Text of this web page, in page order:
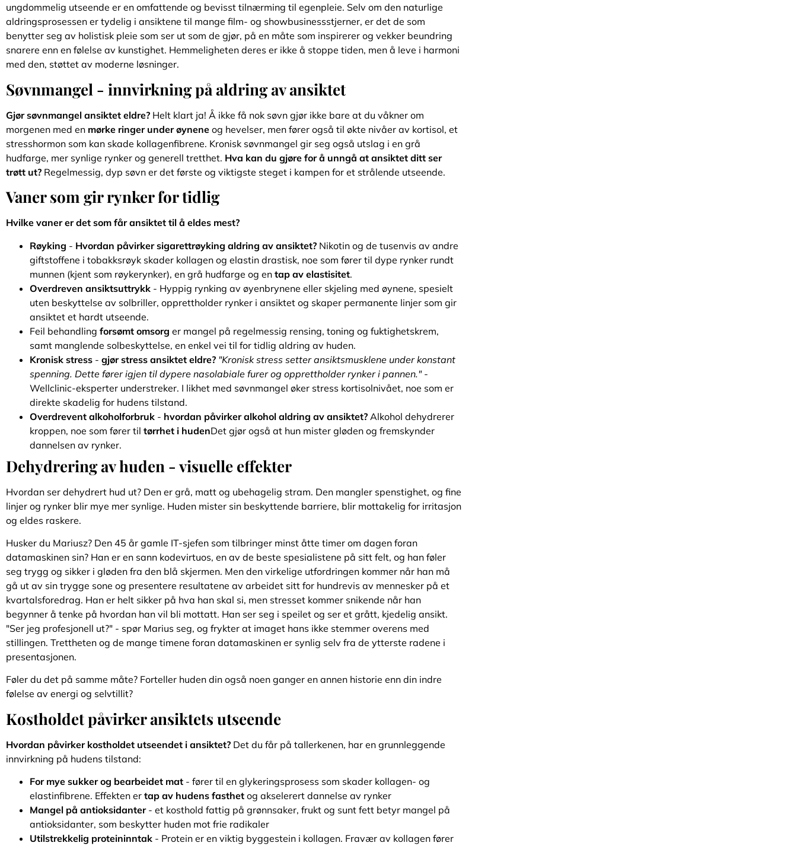
ungdommelig utseende er en omfattende og bevisst tilnærming til egenpleie. Selv om den naturlige
aldringsprosessen er tydelig i ansiktene til mange film- og showbusinessstjerner, er det de som
benytter seg av holistisk pleie som ser ut som de gjør, på en måte som inspirerer og vekker beundring
snarere enn en følelse av kunstighet. Hemmeligheten deres er ikke å stoppe tiden, men å leve i harmoni
med den, støttet av moderne løsninger.
Søvnmangel - innvirkning på aldring av ansiktet
Gjør søvnmangel ansiktet eldre? Helt klart ja! Å ikke få nok søvn gjør ikke bare at du våkner om
morgenen med en mørke ringer under øynene og hevelser, men fører også til økte nivåer av kortisol, et
stresshormon som kan skade kollagenfibrene. Kronisk søvnmangel gir seg også utslag i en grå
hudfarge, mer synlige rynker og generell tretthet. Hva kan du gjøre for å unngå at ansiktet ditt ser
trøtt ut? Regelmessig, dyp søvn er det første og viktigste steget i kampen for et strålende utseende.
Vaner som gir rynker for tidlig
Hvilke vaner er det som får ansiktet til å eldes mest?
Røyking - Hvordan påvirker sigarettrøyking aldring av ansiktet? Nikotin og de tusenvis av andre
giftstoffene i tobakksrøyk skader kollagen og elastin drastisk, noe som fører til dype rynker rundt
munnen (kjent som røykerynker), en grå hudfarge og en tap av elastisitet.
Overdreven ansiktsuttrykk - Hyppig rynking av øyenbrynene eller skjeling med øynene, spesielt
uten beskyttelse av solbriller, opprettholder rynker i ansiktet og skaper permanente linjer som gir
ansiktet et hardt utseende.
Feil behandling forsømt omsorg er mangel på regelmessig rensing, toning og fuktighetskrem,
samt manglende solbeskyttelse, en enkel vei til for tidlig aldring av huden.
Kronisk stress - gjør stress ansiktet eldre? "Kronisk stress setter ansiktsmusklene under konstant
spenning. Dette fører igjen til dypere nasolabiale furer og opprettholder rynker i pannen."-
Wellclinic-eksperter understreker. I likhet med søvnmangel øker stress kortisolnivået, noe som er
direkte skadelig for hudens tilstand.
Overdrevent alkoholforbruk - hvordan påvirker alkohol aldring av ansiktet? Alkohol dehydrerer
kroppen, noe som fører til tørrhet i hudenDet gjør også at hun mister gløden og fremskynder
dannelsen av rynker.
Dehydrering av huden - visuelle effekter
Hvordan ser dehydrert hud ut? Den er grå, matt og ubehagelig stram. Den mangler spenstighet, og fine
linjer og rynker blir mye mer synlige. Huden mister sin beskyttende barriere, blir mottakelig for irritasjon
og eldes raskere.
Husker du Mariusz? Den 45 år gamle IT-sjefen som tilbringer minst åtte timer om dagen foran
datamaskinen sin? Han er en sann kodevirtuos, en av de beste spesialistene på sitt felt, og han føler
seg trygg og sikker i gløden fra den blå skjermen. Men den virkelige utfordringen kommer når han må
gå ut av sin trygge sone og presentere resultatene av arbeidet sitt for hundrevis av mennesker på et
kvartalsforedrag. Han er helt sikker på hva han skal si, men stresset kommer snikende når han
begynner å tenke på hvordan han vil bli mottatt. Han ser seg i speilet og ser et grått, kjedelig ansikt.
"Ser jeg profesjonell ut?" - spør Marius seg, og frykter at imaget hans ikke stemmer overens med
stillingen. Trettheten og de mange timene foran datamaskinen er synlig selv fra de ytterste radene i
presentasjonen.
Føler du det på samme måte? Forteller huden din også noen ganger en annen historie enn din indre
følelse av energi og selvtillit?
Kostholdet påvirker ansiktets utseende
Hvordan påvirker kostholdet utseendet i ansiktet? Det du får på tallerkenen, har en grunnleggende
innvirkning på hudens tilstand:
For mye sukker og bearbeidet mat - fører til en glykeringsprosess som skader kollagen- og
elastinfibrene. Effekten er tap av hudens fasthet og akselerert dannelse av rynker
Mangel på antioksidanter- et kosthold fattig på grønnsaker, frukt og sunt fett betyr mangel på
antioksidanter, som beskytter huden mot frie radikaler
Utilstrekkelig proteininntak - Protein er en viktig byggestein i kollagen. Fravær av kollagen fører